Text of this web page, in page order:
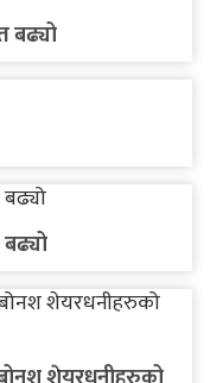
बढ्यो